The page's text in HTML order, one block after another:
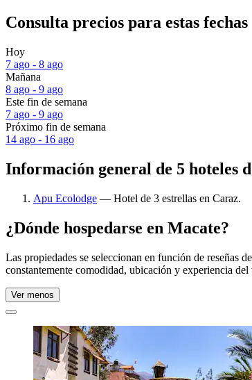
Consulta precios para estas fechas
Hoy
7 ago - 8 ago
Mañana
8 ago - 9 ago
Este fin de semana
7 ago - 9 ago
Próximo fin de semana
14 ago - 16 ago
Información general de 5 hoteles
Apu Ecolodge — Hotel de 3 estrellas en Caraz.
¿Dónde hospedarse en Macate?
Las propiedades se seleccionan en función de reseñas
constantemente comodidad, ubicación y experiencia
Ver menos